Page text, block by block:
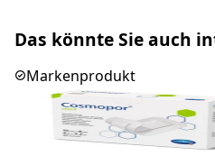
Das könnte Sie auch
Markenprodukt